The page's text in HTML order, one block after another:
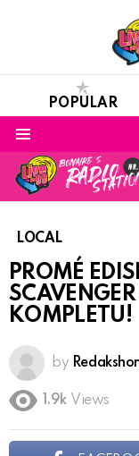
POPULAR
LOCAL
PROMÉ
KOMPLETU!
by
1.9k Views